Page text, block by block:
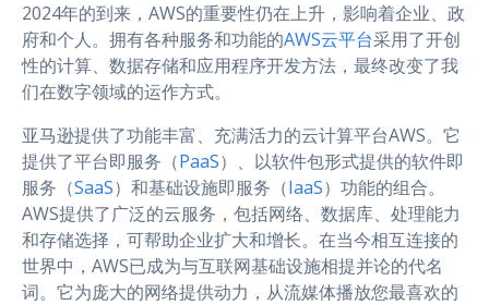
2024年的到来，AWS的重要性仍在上升，影响着企业、政
府和个人。拥有各种服务和功能的AWS云平台采用了开创
性的计算、数据存储和应用程序开发方法，最终改变了我
们在数字领域的运作方式。
亚马逊提供了功能丰富、充满活力的云计算平台AWS。它
提供了平台即服务（PaaS）、以软件包形式提供的软件即
服务（SaaS）和基础设施即服务（IaaS）功能的组合。
AWS提供了广泛的云服务，包括网络、数据库、处理能力
和存储选择，可帮助企业扩大和增长。在当今相互连接的
世界中，AWS已成为与互联网基础设施相提并论的代名
词。它为庞大的网络提供动力，从流媒体播放您最喜欢的